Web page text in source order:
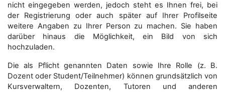
nicht eingegeben werden, jedoch steht es Ihnen frei, bei
der Registrierung oder auch später auf Ihrer Profilseite
weitere Angaben zu Ihrer Person zu machen. Sie haben
darüber hinaus die Möglichkeit, ein Bild von sich
hochzuladen.
Die als Pflicht genannten Daten sowie Ihre Rolle (z. B.
Dozent oder Student/Teilnehmer) können grundsätzlich von
Kursverwaltern, Dozenten, Tutoren und anderen